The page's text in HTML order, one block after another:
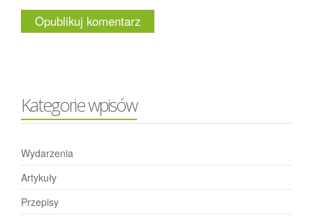
Kategorie wpisów
Wydarzenia
Artykuły
Przepisy